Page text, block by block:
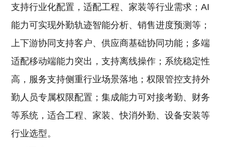
支持行业化配置，适配工程、家装等行业需求；AI
能力可实现外勤轨迹智能分析、销售进度预测等；
上下游协同支持客户、供应商基础协同功能；多端
适配移动端能力突出，支持离线操作；系统稳定性
高，服务支持侧重行业场景落地；权限管控支持外
勤人员专属权限配置；集成能力可对接考勤、财务
等系统，适合工程、家装、快消外勤、设备安装等
行业选型。